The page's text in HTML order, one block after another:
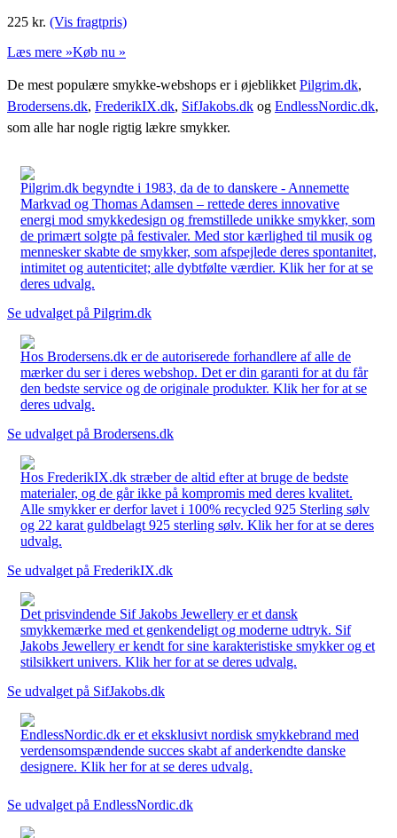
225 kr. (Vis fragtpris)
Læs mere »Køb nu »
De mest populære smykke-webshops er i øjeblikket Pilgrim.dk,
Brodersens.dk, FrederikIX.dk, SifJakobs.dk og EndlessNordic.dk,
som alle har nogle rigtig lækre smykker.
Pilgrim.dk begyndte i 1983, da de to danskere - Annemette
Markvad og Thomas Adamsen – rettede deres innovative
energi mod smykkedesign og fremstillede unikke smykker, som
de primært solgte på festivaler. Med stor kærlighed til musik og
mennesker skabte de smykker, som afspejlede deres spontanitet,
intimitet og autenticitet; alle dybtfølte værdier. Klik her for at se
deres udvalg.
Se udvalget på Pilgrim.dk
Hos Brodersens.dk er de autoriserede forhandlere af alle de
mærker du ser i deres webshop. Det er din garanti for at du får
den bedste service og de originale produkter. Klik her for at se
deres udvalg.
Se udvalget på Brodersens.dk
Hos FrederikIX.dk stræber de altid efter at bruge de bedste
materialer, og de går ikke på kompromis med deres kvalitet.
Alle smykker er derfor lavet i 100% recycled 925 Sterling sølv
og 22 karat guldbelagt 925 sterling sølv. Klik her for at se deres
udvalg.
Se udvalget på FrederikIX.dk
Det prisvindende Sif Jakobs Jewellery er et dansk
smykkemærke med et genkendeligt og moderne udtryk. Sif
Jakobs Jewellery er kendt for sine karakteristiske smykker og et
stilsikkert univers. Klik her for at se deres udvalg.
Se udvalget på SifJakobs.dk
EndlessNordic.dk er et eksklusivt nordisk smykkebrand med
verdensomspændende succes skabt af anderkendte danske
designere. Klik her for at se deres udvalg.
Se udvalget på EndlessNordic.dk